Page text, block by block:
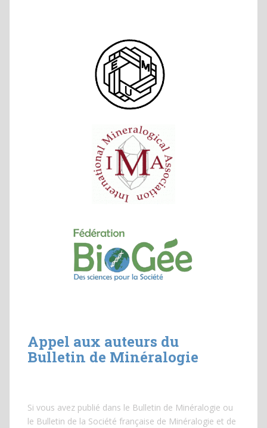
Appel aux auteurs du
Bulletin de Minéralogie
Si vous avez publié dans le Bulletin de Minéralogie ou
le Bulletin de la Société française de Minéralogie et de